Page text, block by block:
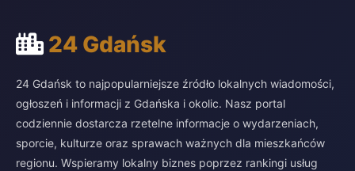
24 Gdańsk
24 Gdańsk to najpopularniejsze źródło lokalnych wiadomości,
ogłoszeń i informacji z Gdańska i okolic. Nasz portal
codziennie dostarcza rzetelne informacje o wydarzeniach,
sporcie, kulturze oraz sprawach ważnych dla mieszkańców
regionu. Wspieramy lokalny biznes poprzez rankingi usług